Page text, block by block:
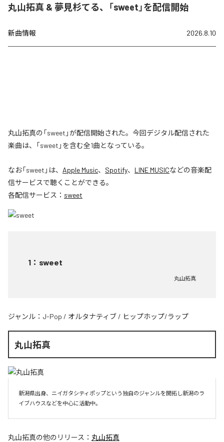
丸山拓真 & 夢見杉てる、「sweet」を配信開始
新曲情報 2026.8.10
丸山拓真の「sweet」が配信開始された。今回デジタル配信された
楽曲は、「sweet」を含む全1曲となっている。
なお「sweet 」は、 Apple Music、 Spotify、 LINE MUSICなどの音楽配
信サービスで聴くことができる。
各配信サービス： sweet
1 ： sweet
丸山拓真
ジャンル： J-Pop / オルタナティブ / ヒップホップ/ラップ
丸山拓真
新潟県出身、ニイガタシティポップという独自のジャンルを開拓し新潟のラ
イブハウスなどを中心に活動中。
丸山拓真の他のリリース： 丸山拓真